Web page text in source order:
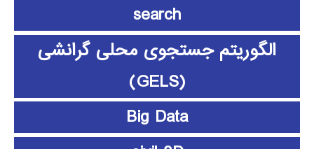
search
الگوریتم جستجوی محلی گرانشی
(GELS)
Big Data